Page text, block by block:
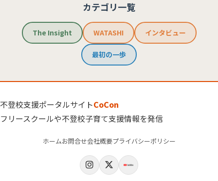
カテゴリ一覧
The Insight WATASHI インタビュー
最初の一歩
不登校支援ポータルサイトCoCon
フリースクールや不登校子育て支援情報を発信
ホームお問合せ会社概要プライバシーポリシー